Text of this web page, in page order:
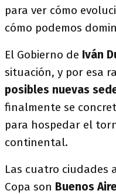
para ver cómo
cómo podemos
El Gobierno de Iván
situación, y por esa
posibles nuevas
finalmente se
para hospedar el
continental.
Las cuatro ciudades
Copa son Buenos